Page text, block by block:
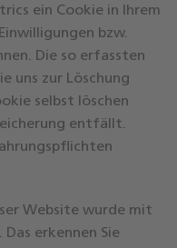
ein Cookie in Ihrem
bzw.
Die so erfassten
uns zur Löschung
selbst löschen
entfällt.
Website wurde mit
erkennen Sie